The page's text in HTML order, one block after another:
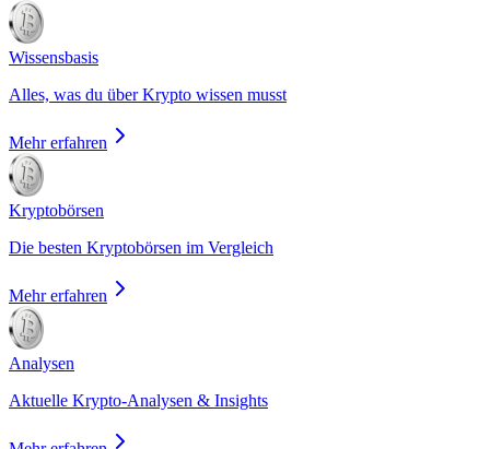
Wissensbasis
Alles, was du über Krypto wissen musst
Mehr erfahren
Kryptobörsen
Die besten Kryptobörsen im Vergleich
Mehr erfahren
Analysen
Aktuelle Krypto-Analysen & Insights